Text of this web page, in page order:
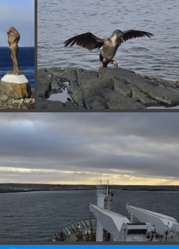
_4FP8295
_4FP8255